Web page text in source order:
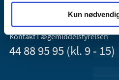
Kun
Sundheds- og Kirkeministeriet.
Kontakt Lægemiddelstyrelsen
44 88 95 95 (kl. 9 - 15)